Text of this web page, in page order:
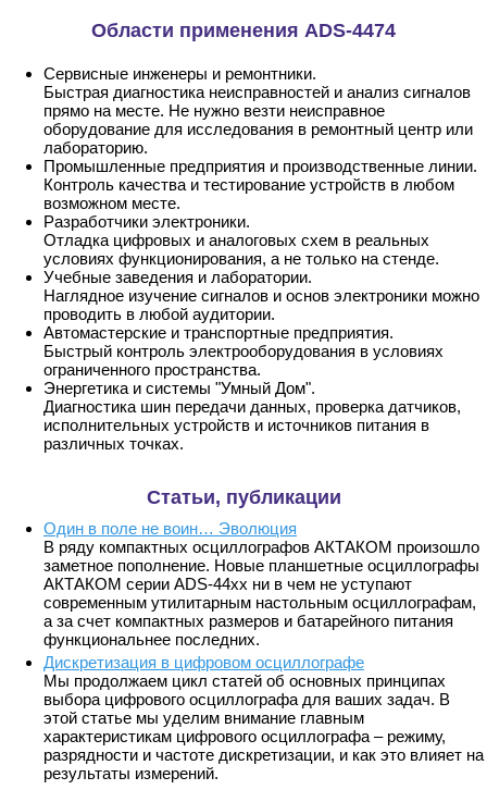
Области применения ADS-4474
Сервисные инженеры и ремонтники.
Быстрая диагностика неисправностей и анализ сигналов
прямо на месте. Не нужно везти неисправное
оборудование для исследования в ремонтный центр или
лабораторию.
Промышленные предприятия и производственные линии.
Контроль качества и тестирование устройств в любом
возможном месте.
Разработчики электроники.
Отладка цифровых и аналоговых схем в реальных
условиях функционирования, а не только на стенде.
Учебные заведения и лаборатории.
Наглядное изучение сигналов и основ электроники можно
проводить в любой аудитории.
Автомастерские и транспортные предприятия.
Быстрый контроль электрооборудования в условиях
ограниченного пространства.
Энергетика и системы "Умный Дом".
Диагностика шин передачи данных, проверка датчиков,
исполнительных устройств и источников питания в
различных точках.
Статьи, публикации
Один в поле не воин… Эволюция
В ряду компактных осциллографов АКТАКОМ произошло
заметное пополнение. Новые планшетные осциллографы
АКТАКОМ серии ADS-44xx ни в чем не уступают
современным утилитарным настольным осциллографам,
а за счет компактных размеров и батарейного питания
функциональнее последних.
Дискретизация в цифровом осциллографе
Мы продолжаем цикл статей об основных принципах
выбора цифрового осциллографа для ваших задач. В
этой статье мы уделим внимание главным
характеристикам цифрового осциллографа – режиму,
разрядности и частоте дискретизации, и как это влияет на
результаты измерений.